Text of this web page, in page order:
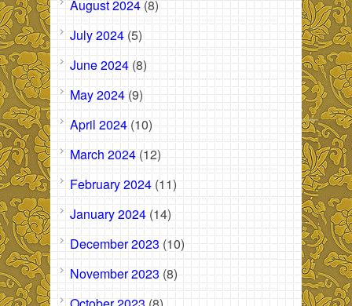
August 2024 (8)
July 2024 (5)
June 2024 (8)
May 2024 (9)
April 2024 (10)
March 2024 (12)
February 2024 (11)
January 2024 (14)
December 2023 (10)
November 2023 (8)